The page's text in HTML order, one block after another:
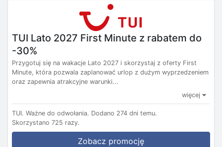
TUI Lato 2027 First Minute z rabatem do
-30%
Przygotuj się na wakacje Lato 2027 i skorzystaj z oferty First
Minute, która pozwala zaplanować urlop z dużym wyprzedzeniem
oraz zapewnia atrakcyjne warunki...
więcej
TUI. Ważne do odwołania. Dodano 274 dni temu.
Skorzystano 725 razy.
Zobacz promocję